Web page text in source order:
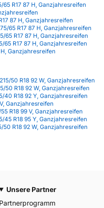
65 R17 87 H, Ganzjahresreifen
87 H, Ganzjahresreifen
65 R17 87 H, Ganzjahresreifen
65 R17 87 H, Ganzjahresreifen
65 R17 87 H, Ganzjahresreifen
H, Ganzjahresreifen
50 R18 92 W, Ganzjahresreifen
50 R18 92 W, Ganzjahresreifen
40 R18 92 Y, Ganzjahresreifen
Ganzjahresreifen
R18 99 V, Ganzjahresreifen
45 R18 95 Y, Ganzjahresreifen
50 R18 92 W, Ganzjahresreifen
Unsere Partner
Partnerprogramm